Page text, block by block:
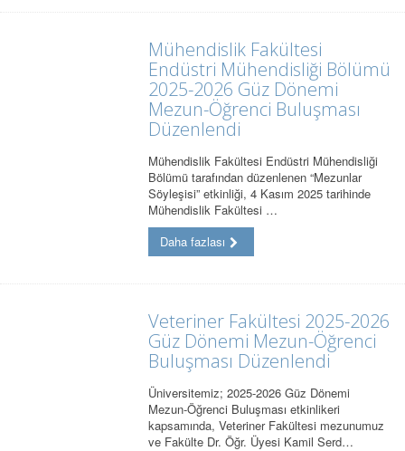
Mühendislik Fakültesi
Endüstri Mühendisliği Bölümü
2025-2026 Güz Dönemi
Mezun-Öğrenci Buluşması
Düzenlendi
Mühendislik Fakültesi Endüstri Mühendisliği
Bölümü tarafından düzenlenen “Mezunlar
Söyleşisi” etkinliği, 4 Kasım 2025 tarihinde
Mühendislik Fakültesi …
Daha fazlası
Veteriner Fakültesi 2025-2026
Güz Dönemi Mezun-Öğrenci
Buluşması Düzenlendi
Üniversitemiz; 2025-2026 Güz Dönemi
Mezun-Öğrenci Buluşması etkinlikeri
kapsamında, Veteriner Fakültesi mezunumuz
ve Fakülte Dr. Öğr. Üyesi Kamil Serd…